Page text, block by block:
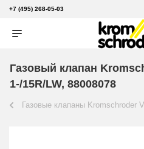
+7 (495) 268-05-03
Газовый клапан
1-/15R/LW, 88008078
Газовые клапаны Kromschroder